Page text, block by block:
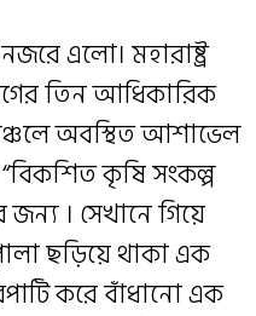
এলো। মহারাষ্ট্র
তিন আধিকারিক
অবস্থিত আশাভেল
কৃষি সংকল্প
। সেখানে গিয়ে
ছড়িয়ে থাকা এক
করে বাঁধানো এক